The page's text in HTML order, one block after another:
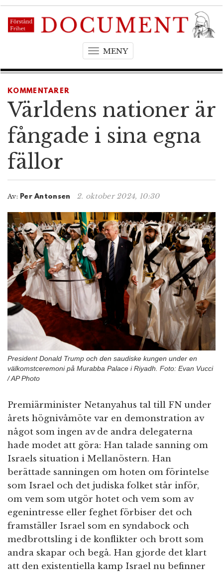
MENYT
g
a
t
o
n
KOMMENTARER
Världens nationer är
fångade i sina egna
fällor
Av: Per Antonsen 2. oktober 2024, 10:30
President Donald Trump och den saudiske kungen under en
välkomstceremoni på Murabba Palace i Riyadh. Foto: Evan Vucci
/ AP Photo
Premiärminister Netanyahus tal till FN under
årets högnivåmöte var en demonstration av
något som ingen av de andra delegaterna
hade modet att göra: Han talade sanning om
Israels situation i Mellanöstern. Han
berättade sanningen om hoten om förintelse
som Israel och det judiska folket står inför,
om vem som utgör hotet och vem som av
egenintresse eller feghet förbiser det och
framställer Israel som en syndabock och
medbrottsling i de konflikter och brott som
andra skapar och begå. Han gjorde det klart
att den existentiella kamp Israel nu befinner